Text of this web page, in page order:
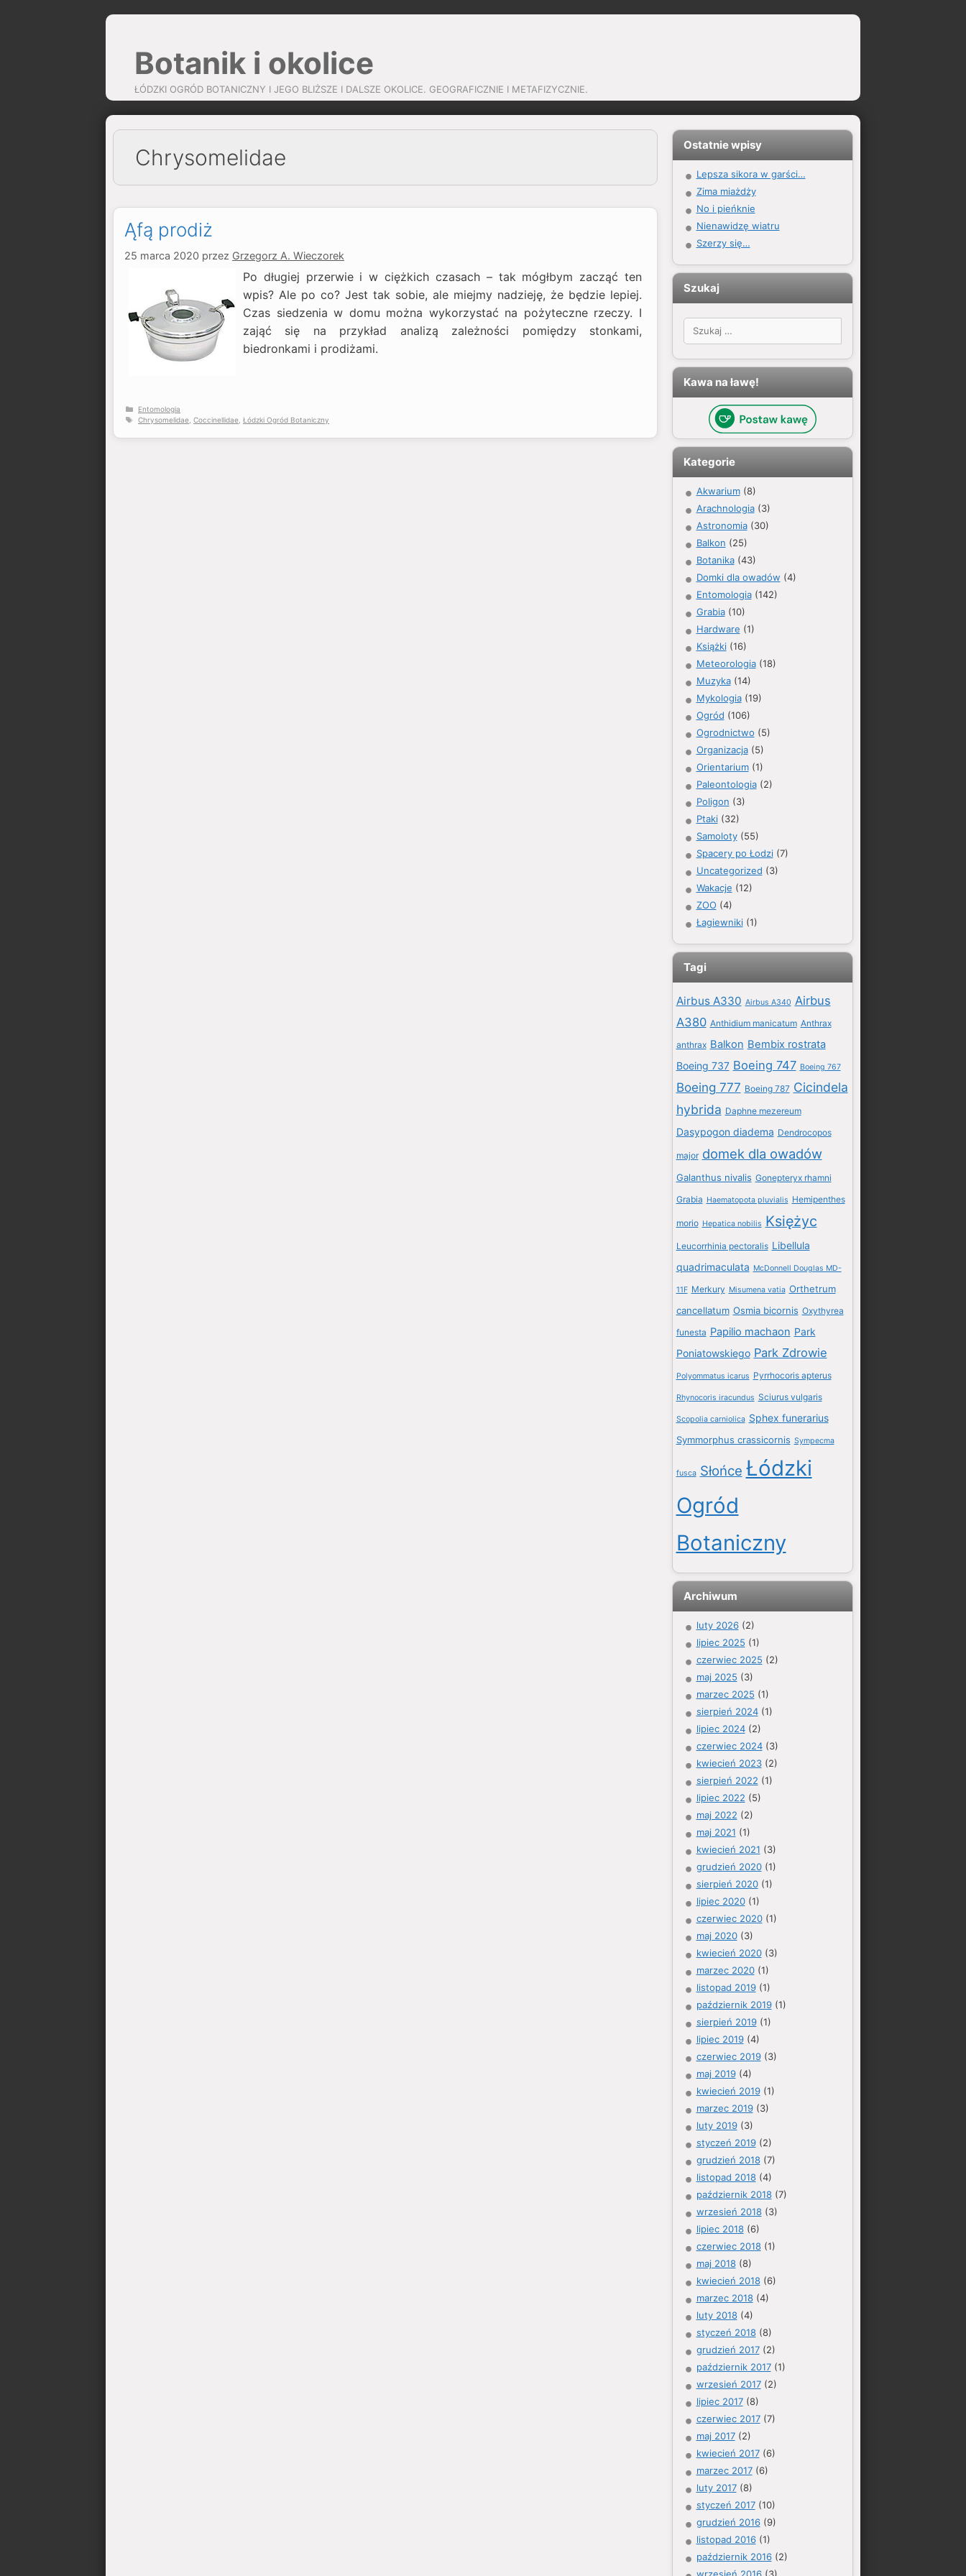
Botanik i okolice
ŁÓDZKI OGRÓD BOTANICZNY I JEGO BLIŻSZE I DALSZE OKOLICE. GEOGRAFICZNIE I METAFIZYCZNIE.
Chrysomelidae
Ąfą prodiż
25 marca 2020 przez Grzegorz A. Wieczorek
Po długiej przerwie i w ciężkich czasach – tak mógłbym zacząć ten
wpis? Ale po co? Jest tak sobie, ale miejmy nadzieję, że będzie lepiej.
Czas siedzenia w domu można wykorzystać na pożyteczne rzeczy. I
zająć się na przykład analizą zależności pomiędzy stonkami,
biedronkami i prodiżami.
Kategorie
Entomologia
Tagi
Chrysomelidae Coccinellidae Łódzki Ogród Botaniczny
Ostatnie wpisy
Lepsza sikora w garści…
Zima miażdży
No i pieńknie
Nienawidzę wiatru
Szerzy się…
Szukaj
Szukaj:
Kawa na ławę!
Kategorie
Akwarium(8)
Arachnologia(3)
Astronomia(30)
Balkon (25)
Botanika(43)
Domki dla owadów (4)
Entomologia(142)
Grabia(10)
Hardware (1)
Książki(16)
Meteorologia(18)
Muzyka(14)
Mykologia(19)
Ogród (106)
Ogrodnictwo (5)
Organizacja(5)
Orientarium(1)
Paleontologia(2)
Poligon (3)
Ptaki(32)
Samoloty(55)
Spacery po Łodzi(7)
Uncategorized (3)
Wakacje (12)
ZOO (4)
Łagiewniki(1)
Tagi
Airbus A330 Airbus A340 Airbus
A380 Anthidium manicatum Anthrax
anthrax Balkon Bembix rostrata
Boeing 737 Boeing 747 Boeing 767
Boeing 777 Boeing 787 Cicindela
hybrida Daphne mezereum
Dasypogon diadema Dendrocopos
major domek dla owadów
Galanthus nivalis Gonepteryx rhamni
Grabia Haematopota pluvialis Hemipenthes
morio Hepatica nobilis Księżyc
Leucorrhinia pectoralis Libellula
quadrimaculata McDonnell Douglas MD-
11F Merkury Misumena vatia Orthetrum
cancellatum Osmia bicornis Oxythyrea
funesta Papilio machaon Park
Poniatowskiego Park Zdrowie
Polyommatus icarus Pyrrhocoris apterus
Rhynocoris iracundus Sciurus vulgaris
Scopolia carniolica Sphex funerarius
Symmorphus crassicornis Sympecma
fusca Słońce Łódzki
Ogród
Botaniczny
Archiwum
luty 2026(2)
lipiec 2025 (1)
czerwiec 2025 (2)
maj 2025 (3)
marzec 2025 (1)
sierpień 2024(1)
lipiec 2024(2)
czerwiec 2024(3)
kwiecień 2023(2)
sierpień 2022 (1)
lipiec 2022 (5)
maj 2022 (2)
maj 2021 (1)
kwiecień 2021 (3)
grudzień 2020(1)
sierpień 2020(1)
lipiec 2020(1)
czerwiec 2020(1)
maj 2020(3)
kwiecień 2020(3)
marzec 2020(1)
listopad 2019(1)
październik 2019(1)
sierpień 2019(1)
lipiec 2019(4)
czerwiec 2019(3)
maj 2019(4)
kwiecień 2019(1)
marzec 2019(3)
luty 2019(3)
styczeń 2019(2)
grudzień 2018(7)
listopad 2018(4)
październik 2018(7)
wrzesień 2018(3)
lipiec 2018(6)
czerwiec 2018(1)
maj 2018(8)
kwiecień 2018(6)
marzec 2018(4)
luty 2018(4)
styczeń 2018(8)
grudzień 2017(2)
październik 2017(1)
wrzesień 2017(2)
lipiec 2017(8)
czerwiec 2017(7)
maj 2017(2)
kwiecień 2017(6)
marzec 2017(6)
luty 2017(8)
styczeń 2017(10)
grudzień 2016(9)
listopad 2016(1)
październik 2016(2)
wrzesień 2016(3)